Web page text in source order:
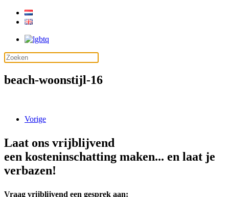
beach-woonstijl-16
Vorige
Laat ons vrijblijvend
een kosteninschatting maken... en laat je
verbazen!
Vraag vrijblijvend een gesprek aan: